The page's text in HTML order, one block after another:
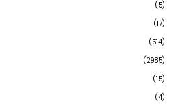
(5)
(17)
(514)
(2985)
(15)
(4)